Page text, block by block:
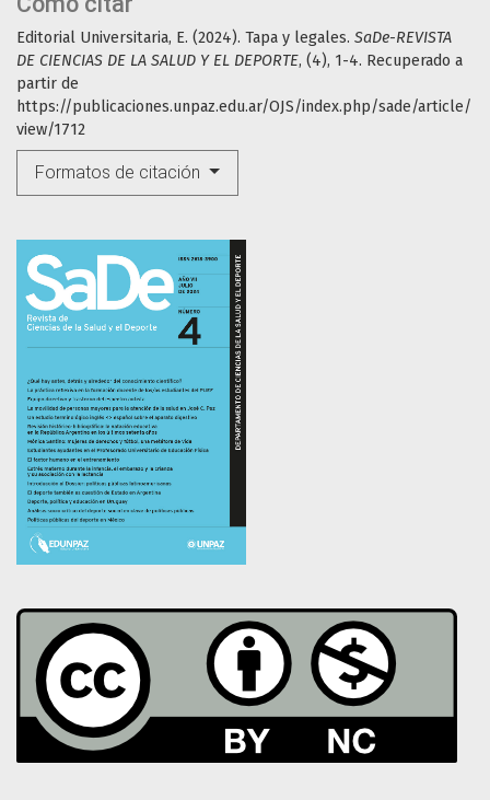
Editorial Universitaria, E. (2024). Tapa y legales. SaDe-REVISTA
DE CIENCIAS DE LA SALUD Y EL DEPORTE, (4), 1-4. Recuperado a
partir de
https://publicaciones.unpaz.edu.ar/OJS/index.php/sade/article/
view/1712
Formatos de citación